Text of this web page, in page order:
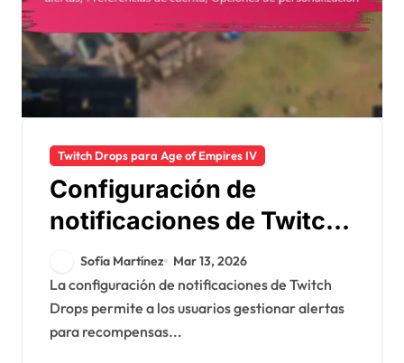
Twitch Drops para Age of Empires IV
Configuración de
notificaciones de Twitch
Drops: Gestión de
alertas, Preferencias de
cuenta, Opciones de
personalización
Sofía Martínez Mar 13, 2026
La configuración de notificaciones de Twitch
Drops permite a los usuarios gestionar alertas
para recompensas...